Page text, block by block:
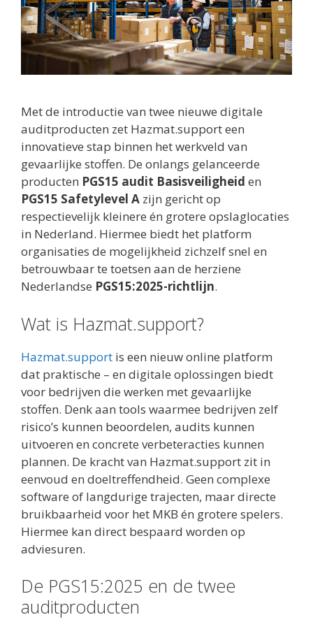
Met de introductie van twee nieuwe digitale
auditproducten zet Hazmat.support een
innovatieve stap binnen het werkveld van
gevaarlijke stoffen. De onlangs gelanceerde
producten PGS15 audit Basisveiligheid en
PGS15 Safetylevel A zijn gericht op
respectievelijk kleinere én grotere opslaglocaties
in Nederland. Hiermee biedt het platform
organisaties de mogelijkheid zichzelf snel en
betrouwbaar te toetsen aan de herziene
Nederlandse PGS15:2025-richtlijn.
Wat is Hazmat.support?
Hazmat.support is een nieuw online platform
dat praktische – en digitale oplossingen biedt
voor bedrijven die werken met gevaarlijke
stoffen. Denk aan tools waarmee bedrijven zelf
risico’s kunnen beoordelen, audits kunnen
uitvoeren en concrete verbeteracties kunnen
plannen. De kracht van Hazmat.support zit in
eenvoud en doeltreffendheid. Geen complexe
software of langdurige trajecten, maar directe
bruikbaarheid voor het MKB én grotere spelers.
Hiermee kan direct bespaard worden op
adviesuren.
De PGS15:2025 en de twee
auditproducten